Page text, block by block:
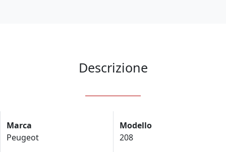
Descrizione
Marca
Peugeot
Modello
208